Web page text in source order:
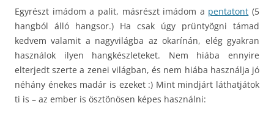
Egyrészt imádom a palit, másrészt imádom a pentatont (5
hangból álló hangsor.) Ha csak úgy prüntyögni támad
kedvem valamit a nagyvilágba az okarínán, elég gyakran
használok ilyen hangkészleteket. Nem hiába ennyire
elterjedt szerte a zenei világban, és nem hiába használja jó
néhány énekes madár is ezeket :) Mint mindjárt láthatjátok
ti is – az ember is ösztönösen képes használni: